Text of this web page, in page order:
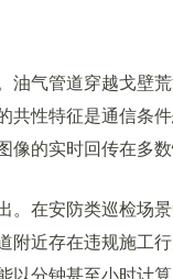
气管道穿越戈壁荒
共性特征是通信条
像的实时回传在多数
在安防类巡检场景
附近存在违规施工
以分钟甚至小时计